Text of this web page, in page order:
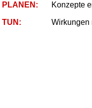
PLANEN: Konzepte
TUN: Wirkungen